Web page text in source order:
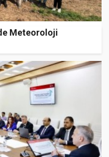
Meteoroloji